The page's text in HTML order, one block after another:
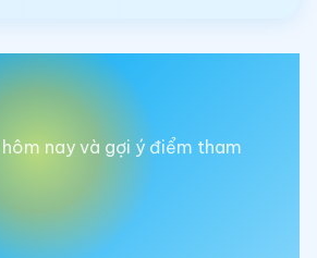
nay và gợi ý điểm tham